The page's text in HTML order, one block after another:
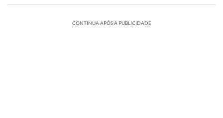
CONTINUA APÓS A PUBLICIDADE